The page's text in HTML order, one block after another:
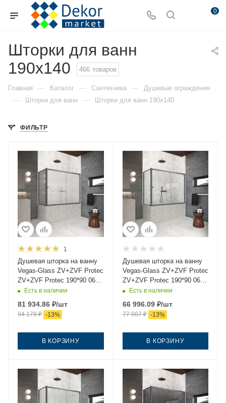
0
Шторки для ванн
190x140
466 товаров
Главная — Каталог — Сантехника — Душевые ограждения
— Шторки для ванн — Шторки для ванн 190x140
ФИЛЬТР
1
Душевая шторка на ванну
Vegas-Glass ZV+ZVF Protec
ZV+ZVF Protec 190*90 06
Moru 190х140 стекло
вороненая сталь
ориентация универсальная
Есть в наличии
81 934.86 ₽/шт
94 178₽ -13%
В КОРЗИНУ
Душевая шторка на ванну
Vegas-Glass ZV+ZVF Protec
ZV+ZVF Protec 190*90 06
crystalvision 190х140
профиль вороненая сталь
ориентация универсальная
Есть в наличии
66 996.09₽/шт
77 007₽ -13%
В КОРЗИНУ